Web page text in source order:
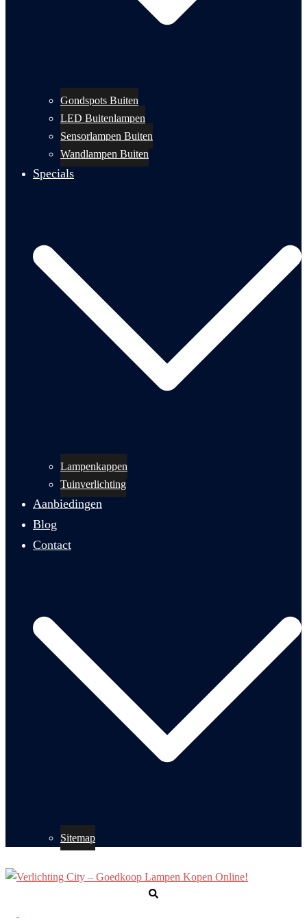
Gondspots Buiten
LED Buitenlampen
Sensorlampen Buiten
Wandlampen Buiten
Specials
Lampenkappen
Tuinverlichting
Aanbiedingen
Blog
Contact
Sitemap